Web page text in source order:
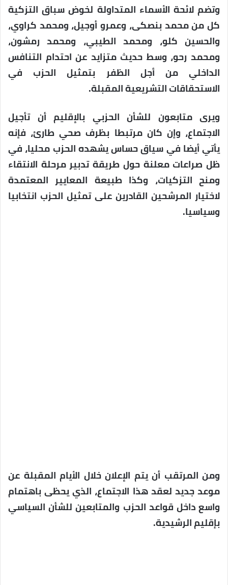
وتضم لائحة الأسماء المتداولة لخوض سباق التزكية
كل من محمد بنصكى، وعمرو أوجيل، ومحمد كراوي،
والحسين كلو، ومحمد الطيبي، ومحمد رمشون،
ومحمد رحو، وسط حديث متزايد عن احتدام التنافس
الداخلي من أجل الظفر بتمثيل الحزب في
الاستحقاقات التشريعية المقبلة.
ويرى متابعون للشأن الحزبي بالإقليم أن تأجيل
الاجتماع، وإن كان مرتبطا بظرف صحي طارئ، فإنه
يأتي أيضا في سياق حساس يشهده الحزب محليا، في
ظل صراعات معلنة حول طريقة تدبير مرحلة الانتقاء
ومنح التزكيات، وكذا طبيعة المعايير المعتمدة
لاختيار المرشحين القادرين على تمثيل الحزب انتخابيا
وسياسيا.
ومن المرتقب أن يتم الإعلان خلال الأيام المقبلة عن
موعد جديد لعقد هذا الاجتماع، الذي يحظى باهتمام
واسع داخل قواعد الحزب والمتابعين للشأن السياسي
بإقليم الرشيدية.